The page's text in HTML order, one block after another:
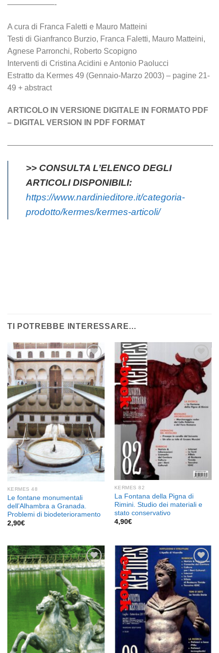
——————-
A cura di Franca Faletti e Mauro Matteini
Testi di Gianfranco Burzio, Franca Faletti, Mauro Matteini,
Agnese Parronchi, Roberto Scopigno
Interventi di Cristina Acidini e Antonio Paolucci
Estratto da Kermes 49 (Gennaio-Marzo 2003) – pagine 21-
49 + abstract
ARTICOLO IN VERSIONE DIGITALE IN FORMATO PDF
– DIGITAL VERSION IN PDF FORMAT
——————————————————————————-
>> CONSULTA L’ELENCO DEGLI
ARTICOLI DISPONIBILI:
https://www.nardinieditore.it/categoria-
prodotto/kermes/kermes-articoli/
TI POTREBBE INTERESSARE…
Aggiungi
alla lista
dei
desideri
KERMES 48
Le fontane monumentali
dell’Alhambra a Granada.
Problemi di biodeterioramento
2,90€
Aggiungi
alla lista
desideri
KERMES 82
La Fontana della Pigna di
Rimini. Studio dei materiali e
stato conservativo
4,90€
Aggiungi
alla lista
dei
desideri
Aggiungi
alla lista
dei
desideri